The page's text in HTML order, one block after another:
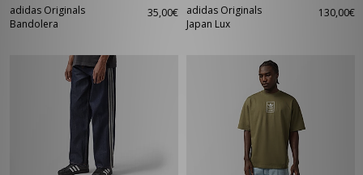
adidas Originals
Bandolera
35,00€
adidas Originals
Japan Lux
130,00€